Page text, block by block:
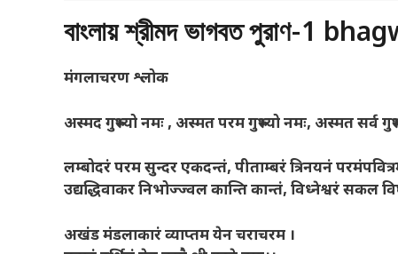
বাংলায় শ্রীমদ ভাগবত পুরাণ-1
मंगलाचरण श्लोक
अस्मद गुरुभ्यो नमः, अस्मत परम गुरुभ्यो नमः, अस्मत सर्व
लम्बोदरं परम सुन्दर एकदन्तं, पीताम्बरं त्रिनयनं
उद्यद्धिवाकर निभोज्ज्वल कान्ति कान्तं, विध्नेश्वरं सकल
अखंड मंडलाकारं व्याप्तम येन चराचरम ।